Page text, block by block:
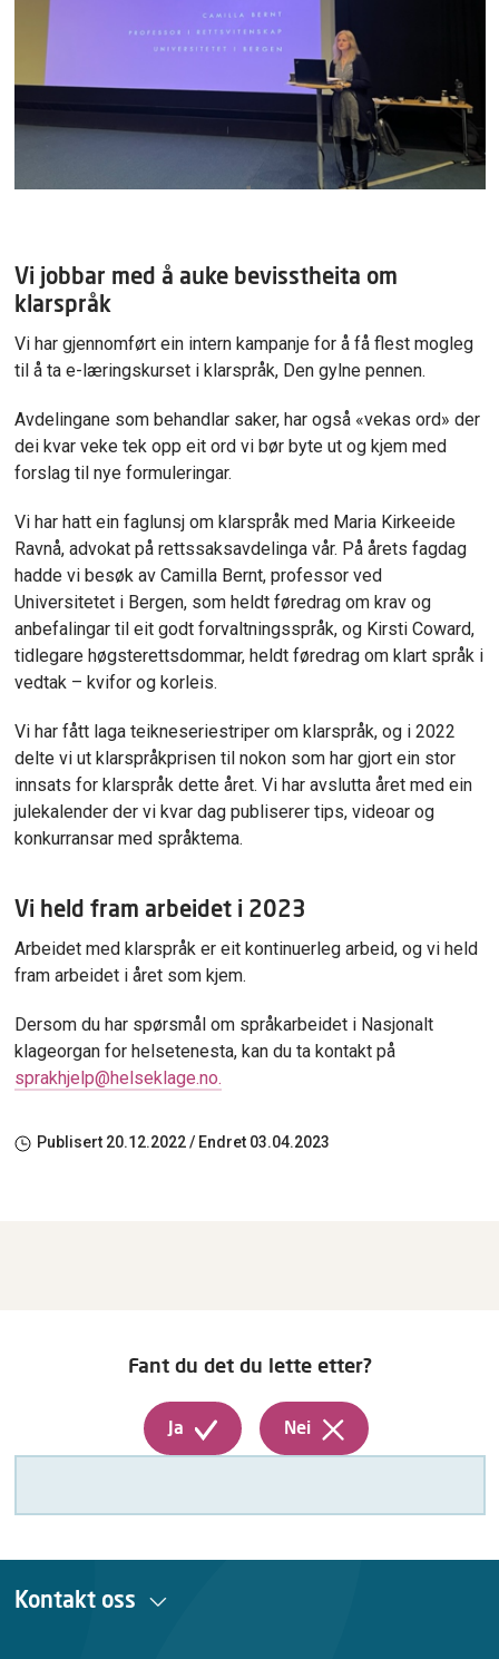
Vi jobbar med å auke bevisstheita om
klarspråk
Vi har gjennomført ein intern kampanje for å få flest mogleg
til å ta e-læringskurset i klarspråk, Den gylne pennen.
Avdelingane som behandlar saker, har også «vekas ord» der
dei kvar veke tek opp eit ord vi bør byte ut og kjem med
forslag til nye formuleringar.
Vi har hatt ein faglunsj om klarspråk med Maria Kirkeeide
Ravnå, advokat på rettssaksavdelinga vår. På årets fagdag
hadde vi besøk av Camilla Bernt, professor ved
Universitetet i Bergen, som heldt føredrag om krav og
anbefalingar til eit godt forvaltningsspråk, og Kirsti Coward,
tidlegare høgsterettsdommar, heldt føredrag om klart språk i
vedtak – kvifor og korleis.
Vi har fått laga teikneseriestriper om klarspråk, og i 2022
delte vi ut klarspråkprisen til nokon som har gjort ein stor
innsats for klarspråk dette året. Vi har avslutta året med ein
julekalender der vi kvar dag publiserer tips, videoar og
konkurransar med språktema.
Vi held fram arbeidet i 2023
Arbeidet med klarspråk er eit kontinuerleg arbeid, og vi held
fram arbeidet i året som kjem.
Dersom du har spørsmål om språkarbeidet i Nasjonalt
klageorgan for helsetenesta, kan du ta kontakt på
sprakhjelp@helseklage.no.
Publisert 20.12.2022/ Endret 03.04.2023
Fant du det du lette etter?
Ja Nei
Kontakt oss